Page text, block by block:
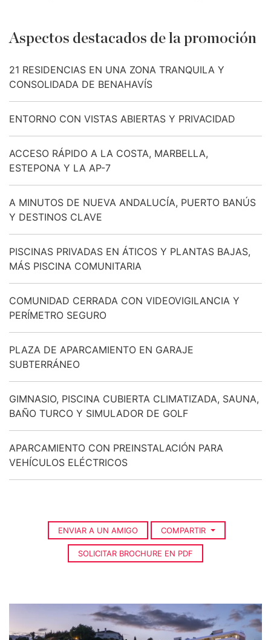
Aspectos destacados de la promoción
21 RESIDENCIAS EN UNA ZONA TRANQUILA Y
CONSOLIDADA DE BENAHAVÍS
ENTORNO CON VISTAS ABIERTAS Y PRIVACIDAD
ACCESO RÁPIDO A LA COSTA, MARBELLA,
ESTEPONA Y LA AP-7
A MINUTOS DE NUEVA ANDALUCÍA, PUERTO BANÚS
Y DESTINOS CLAVE
PISCINAS PRIVADAS EN ÁTICOS Y PLANTAS BAJAS,
MÁS PISCINA COMUNITARIA
COMUNIDAD CERRADA CON VIDEOVIGILANCIA Y
PERÍMETRO SEGURO
PLAZA DE APARCAMIENTO EN GARAJE
SUBTERRÁNEO
GIMNASIO, PISCINA CUBIERTA CLIMATIZADA, SAUNA,
BAÑO TURCO Y SIMULADOR DE GOLF
APARCAMIENTO CON PREINSTALACIÓN PARA
VEHÍCULOS ELÉCTRICOS
ENVIAR A UN AMIGO COMPARTIR
SOLICITAR BROCHURE EN PDF